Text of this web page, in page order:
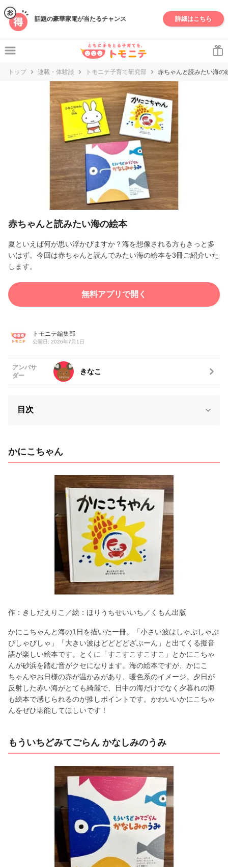
話題の豪華家電が当たるチャンス 詳細はこちら
トップ 連載・体験談 トモニテ子育て研究部 赤ちゃんと読みたい海の
赤ちゃんと読みたい海の絵本
夏といえば何が思い浮かびますか？海を想像される方もきっと多
いはず。今回は赤ちゃんと読んでみたい海の絵本を3冊ご紹介いた
します。
無料アプリで開く
トモニテ編集部
公開日: 2026年7月1日
アンバサ
ダー
きなこ
目次
かにこちゃん
作：きしだえりこ／絵：ほりうちせいいち／くもん出版
かにこちゃんと海の1日を描いた一冊。「小さい波はしゃぷしゃぷ
ぴしゃぴしゃ」「大きい波はどどどどざぶーん」と出てくる擬音
語が楽しい絵本です。とくに「すこすこすこすこ」とかにこちゃ
んが砂浜を踏む音がクセになります。海の絵本ですが、かにこ
ちゃんやお日様の赤が温かみがあり、暖色系のイメージ。夕日が
反射した赤い海がとても綺麗で、日中の海だけでなく夕暮れの海
も絵本で感じられるのが推しポイントです。かわいいかにこちゃ
んをぜひ堪能してほしいです！
もういちどみてごらん かなしみのうみ